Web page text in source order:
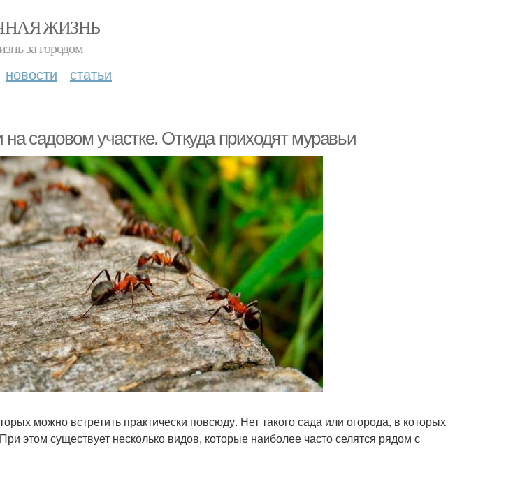
ЖИЗНЬ
за городом
новости статьи
садовом участке. Откуда приходят муравьи
можно встретить практически повсюду. Нет такого сада или огорода, в которых
этом существует несколько видов, которые наиболее часто селятся рядом с